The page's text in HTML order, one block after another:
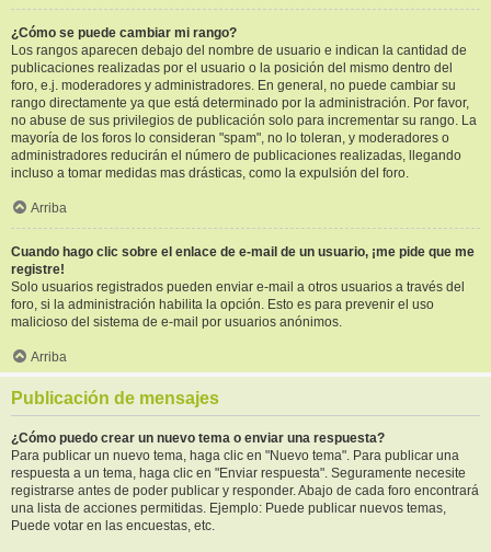
¿Cómo se puede cambiar mi rango?
Los rangos aparecen debajo del nombre de usuario e indican la cantidad de
publicaciones realizadas por el usuario o la posición del mismo dentro del
foro, e.j. moderadores y administradores. En general, no puede cambiar su
rango directamente ya que está determinado por la administración. Por favor,
no abuse de sus privilegios de publicación solo para incrementar su rango. La
mayoría de los foros lo consideran "spam", no lo toleran, y moderadores o
administradores reducirán el número de publicaciones realizadas, llegando
incluso a tomar medidas mas drásticas, como la expulsión del foro.
Arriba
Cuando hago clic sobre el enlace de e-mail de un usuario, ¡me pide que me
registre!
Solo usuarios registrados pueden enviar e-mail a otros usuarios a través del
foro, si la administración habilita la opción. Esto es para prevenir el uso
malicioso del sistema de e-mail por usuarios anónimos.
Arriba
Publicación de mensajes
¿Cómo puedo crear un nuevo tema o enviar una respuesta?
Para publicar un nuevo tema, haga clic en "Nuevo tema". Para publicar una
respuesta a un tema, haga clic en "Enviar respuesta". Seguramente necesite
registrarse antes de poder publicar y responder. Abajo de cada foro encontrará
una lista de acciones permitidas. Ejemplo: Puede publicar nuevos temas,
Puede votar en las encuestas, etc.